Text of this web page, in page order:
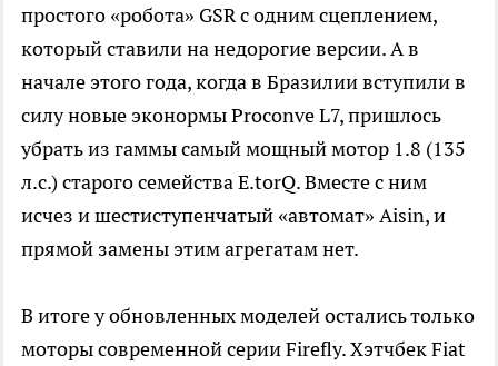
простого «робота» GSR с одним сцеплением,
который ставили на недорогие версии. А в
начале этого года, когда в Бразилии вступили в
силу новые эконормы Proconve L7, пришлось
убрать из гаммы самый мощный мотор 1.8 (135
л.с.) старого семейства E.torQ. Вместе с ним
исчез и шестиступенчатый «автомат» Aisin, и
прямой замены этим агрегатам нет.
В итоге у обновленных моделей остались только
моторы современной серии Firefly. Хэтчбек Fiat